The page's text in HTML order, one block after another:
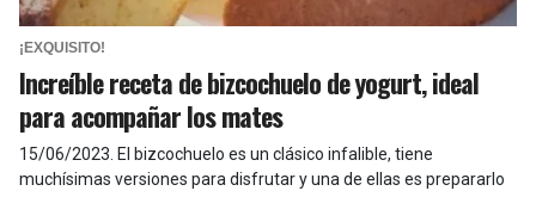
¡EXQUISITO!
Increíble receta de bizcochuelo de yogurt, ideal
para acompañar los mates
15/06/2023 El bizcochuelo es un clásico infalible, tiene
muchísimas versiones para disfrutar y una de ellas es prepararlo